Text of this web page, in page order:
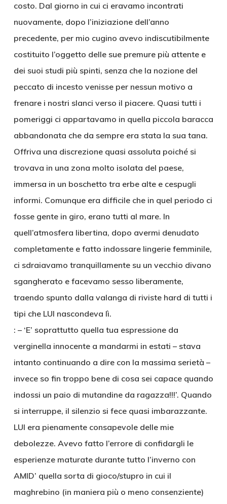
costo. Dal giorno in cui ci eravamo incontrati
nuovamente, dopo l’iniziazione dell’anno
precedente, per mio cugino avevo indiscutibilmente
costituito l’oggetto delle sue premure più attente e
dei suoi studi più spinti, senza che la nozione del
peccato di incesto venisse per nessun motivo a
frenare i nostri slanci verso il piacere. Quasi tutti i
pomeriggi ci appartavamo in quella piccola baracca
abbandonata che da sempre era stata la sua tana.
Offriva una discrezione quasi assoluta poiché si
trovava in una zona molto isolata del paese,
immersa in un boschetto tra erbe alte e cespugli
informi. Comunque era difficile che in quel periodo ci
fosse gente in giro, erano tutti al mare. In
quell’atmosfera libertina, dopo avermi denudato
completamente e fatto indossare lingerie femminile,
ci sdraiavamo tranquillamente su un vecchio divano
sgangherato e facevamo sesso liberamente,
traendo spunto dalla valanga di riviste hard di tutti i
tipi che LUI nascondeva lì.
: – ‘E’ soprattutto quella tua espressione da
verginella innocente a mandarmi in estati – stava
intanto continuando a dire con la massima serietà –
invece so fin troppo bene di cosa sei capace quando
indossi un paio di mutandine da ragazza!!!’. Quando
si interruppe, il silenzio si fece quasi imbarazzante.
LUI era pienamente consapevole delle mie
debolezze. Avevo fatto l’errore di confidargli le
esperienze maturate durante tutto l’inverno con
AMID’ quella sorta di gioco/stupro in cui il
maghrebino (in maniera più o meno consenziente)